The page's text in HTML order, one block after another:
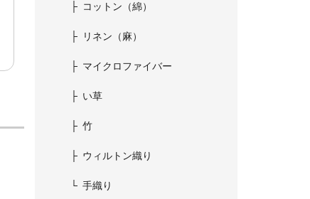
コットン（綿）
リネン（麻）
マイクロファイバー
い草
竹
ウィルトン織り
手織り